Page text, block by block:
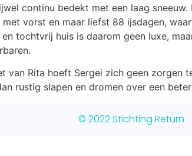
continu bedekt met een laag
met vorst en maar liefst 88 ijsdagen,
tochtvrij huis is daarom geen luxe,
van Rita hoeft Sergei zich geen zorgen
rustig slapen en dromen over een
© 2022 Stichting Return